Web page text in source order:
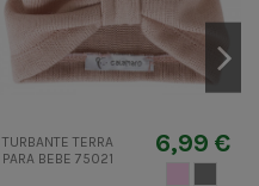
TURBANTE TERRA
PARA BEBE 75021
6,99 €